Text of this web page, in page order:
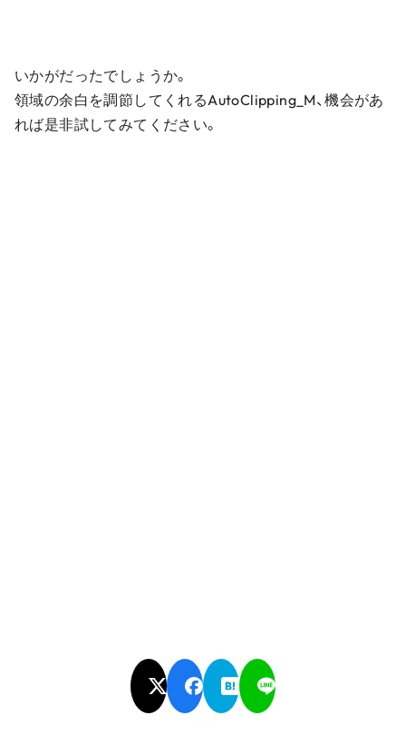
いかがだったでしょうか。
領域の余白を調節してくれるAutoClipping_M、機会があ
れば是非試してみてください。